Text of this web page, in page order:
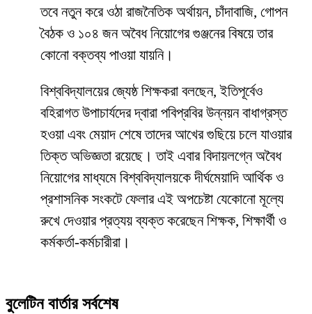
তবে নতুন করে ওঠা রাজনৈতিক অর্থায়ন, চাঁদাবাজি, গোপন
বৈঠক ও ১০৪ জন অবৈধ নিয়োগের গুঞ্জনের বিষয়ে তার
কোনো বক্তব্য পাওয়া যায়নি।
​বিশ্ববিদ্যালয়ের জ্যেষ্ঠ শিক্ষকরা বলছেন, ইতিপূর্বেও
বহিরাগত উপাচার্যদের দ্বারা পবিপ্রবির উন্নয়ন বাধাগ্রস্ত
হওয়া এবং মেয়াদ শেষে তাদের আখের গুছিয়ে চলে যাওয়ার
তিক্ত অভিজ্ঞতা রয়েছে। তাই এবার বিদায়লগ্নে অবৈধ
নিয়োগের মাধ্যমে বিশ্ববিদ্যালয়কে দীর্ঘমেয়াদি আর্থিক ও
প্রশাসনিক সংকটে ফেলার এই অপচেষ্টা যেকোনো মূল্যে
রুখে দেওয়ার প্রত্যয় ব্যক্ত করেছেন শিক্ষক, শিক্ষার্থী ও
কর্মকর্তা-কর্মচারীরা।
বুলেটিন বার্তার সর্বশেষ